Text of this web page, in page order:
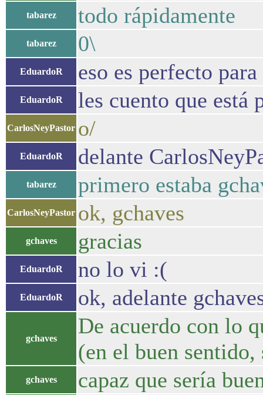
tabarez todo rápidamente
tabarez 0\
EduardoR eso es perfecto
EduardoR les cuento que está
CarlosNeyPastor o/
EduardoR delante
tabarez primero estaba
CarlosNeyPastor ok, gchaves
gchaves gracias
EduardoR no lo vi :(
EduardoR ok, adelante
gchaves
De acuerdo con lo
(en el buen
gchaves capaz que sería